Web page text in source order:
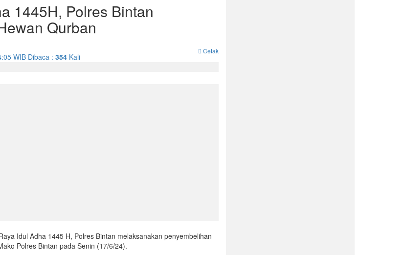
1445H, Polres Bintan
Qurban
WIB Dibaca : 354 Kali
Cetak
Idul Adha 1445 H, Polres Bintan melaksanakan penyembelihan
Polres Bintan pada Senin (17/6/24).